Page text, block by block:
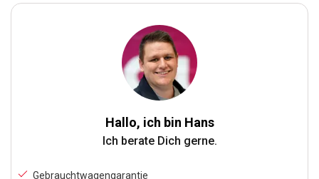
Hallo, ich bin Hans
Ich berate Dich gerne.
Gebrauchtwagengarantie